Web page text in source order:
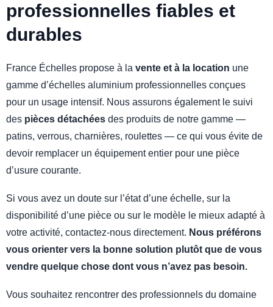
professionnelles fiables et
durables
France Échelles propose à la vente et à la location une
gamme d’échelles aluminium professionnelles conçues
pour un usage intensif. Nous assurons également le suivi
des pièces détachées des produits de notre gamme —
patins, verrous, charnières, roulettes — ce qui vous évite de
devoir remplacer un équipement entier pour une pièce
d’usure courante.
Si vous avez un doute sur l’état d’une échelle, sur la
disponibilité d’une pièce ou sur le modèle le mieux adapté à
votre activité, contactez-nous directement. Nous préférons
vous orienter vers la bonne solution plutôt que de vous
vendre quelque chose dont vous n’avez pas besoin.
Vous souhaitez rencontrer des professionnels du domaine